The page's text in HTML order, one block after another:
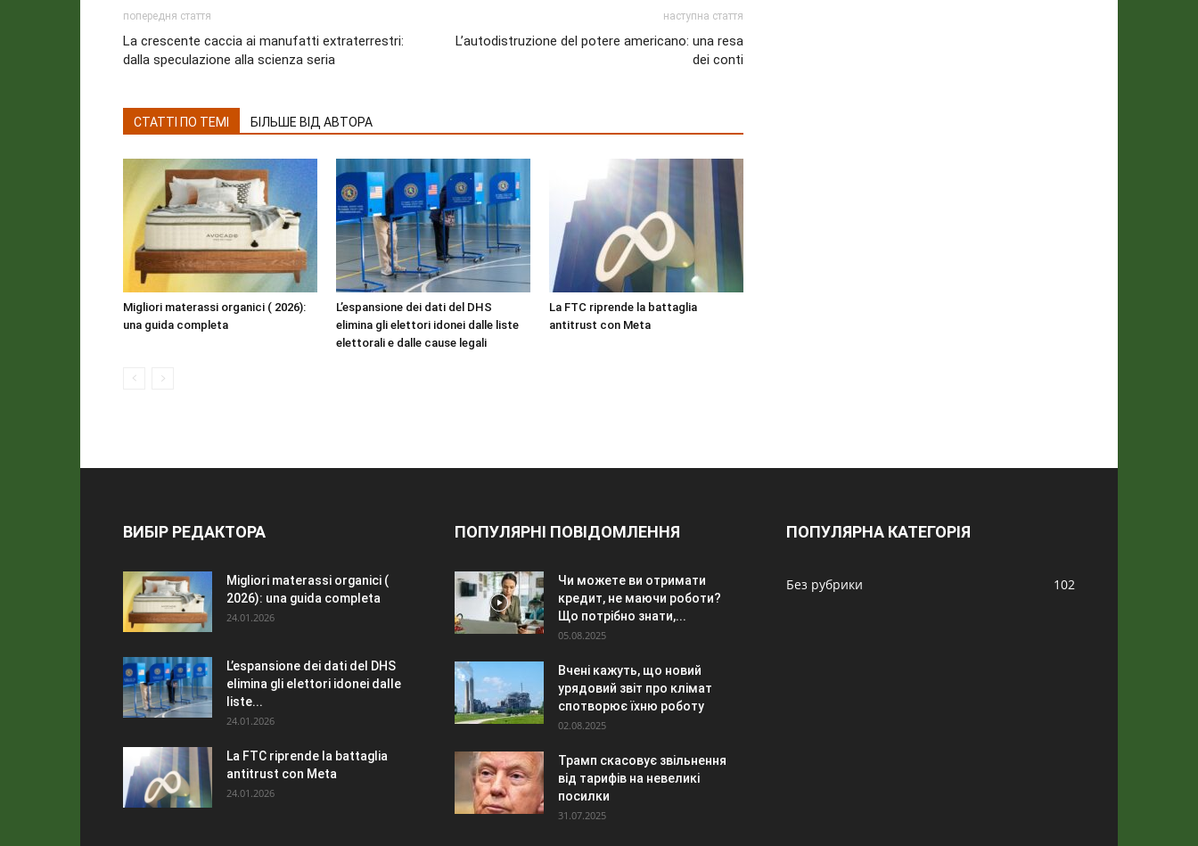
попередня стаття
La crescente caccia ai manufatti extraterrestri:
dalla speculazione alla scienza seria
наступна стаття
L’autodistruzione del potere americano: una resa
dei conti
СТАТТІ ПО ТЕМІ БІЛЬШЕ ВІД АВТОРА
Migliori materassi organici ( 2026):
una guida completa
L’espansione dei dati del DHS
elimina gli elettori idonei dalle liste
elettorali e dalle cause legali
La FTC riprende la battaglia
antitrust con Meta
ВИБІР РЕДАКТОРА
Migliori materassi organici (
2026): una guida completa
24.01.2026
L’espansione dei dati del DHS
elimina gli elettori idonei dalle
liste...
24.01.2026
La FTC riprende la battaglia
antitrust con Meta
24.01.2026
ПОПУЛЯРНІ ПОВІДОМЛЕННЯ
Чи можете ви отримати
кредит, не маючи роботи?
Що потрібно знати,...
05.08.2025
Вчені кажуть, що новий
урядовий звіт про клімат
спотворює їхню роботу
02.08.2025
Трамп скасовує звільнення
від тарифів на невеликі
посилки
31.07.2025
ПОПУЛЯРНА КАТЕГОРІЯ
Без рубрики 102